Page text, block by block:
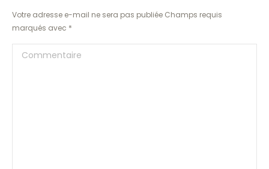
Votre adresse e-mail ne sera pas publiée Champs requis
marqués avec *
Commentaire